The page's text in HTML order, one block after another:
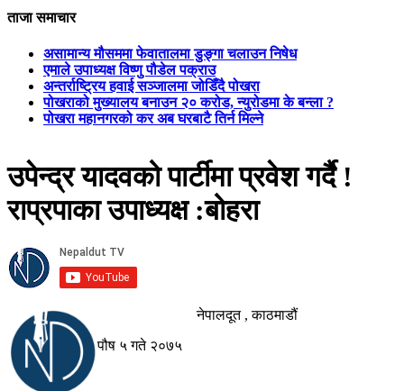
ताजा समाचार
असामान्य मौसममा फेवातालमा डुङ्गा चलाउन निषेध
एमाले उपाध्यक्ष विष्णु पौडेल पक्राउ
अन्तर्राष्ट्रिय हवाई सञ्जालमा जोडिँदै पोखरा
पोखराको मुख्यालय बनाउन २० करोड, न्युरोडमा के बन्ला ?
पोखरा महानगरको कर अब घरबाटै तिर्न मिल्ने
उपेन्द्र यादवको पार्टीमा प्रवेश गर्दै !
राप्रपाका उपाध्यक्ष :बोहरा
नेपालदूत , काठमाडौं
पौष ५ गते २०७५